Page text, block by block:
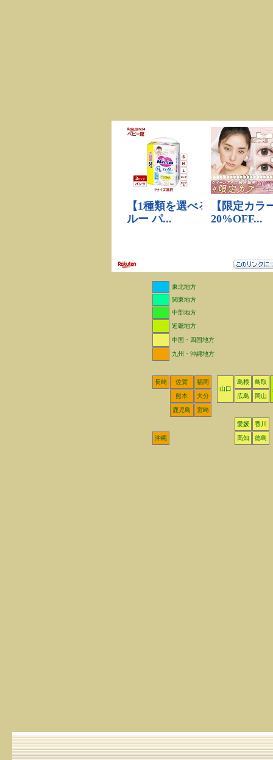
東北地方
関東地方
中部地方
近畿地方
中国・四国地方
九州・沖縄地方
長崎 佐賀
福岡
山口
島根
鳥取
熊本
大分 広島 岡山
鹿児島 宮崎
愛媛 香川
沖縄 高知 徳島